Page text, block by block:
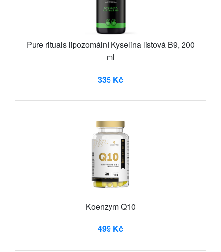
Pure rituals lipozomální Kyselina listová B9, 200
ml
335 Kč
Koenzym Q10
499 Kč